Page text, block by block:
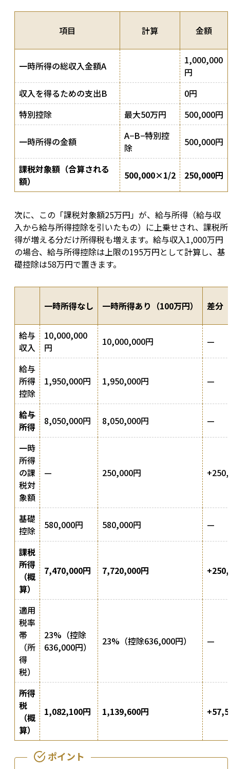
項目 計算 金額
一時所得の総収入金額A
1,000,000
円
収入を得るための支出B
0円
特別控除
最大50万円 500,000円
一時所得の金額
A−B−特別控
除
500,000円
課税対象額（合算される
額）
500,000×1/2 250,000円
次に、この「課税対象額25万円」が、給与所得（給与収
入から給与所得控除を引いたもの）に上乗せされ、課税所
得が増える分だけ所得税も増えます。給与収入1,000万円
の場合、給与所得控除は上限の195万円として計算し、基
礎控除は58万円で置きます。
一時所得なし 一時所得あり（100万円） 差分
給与
収入
10,000,000
円
10,000,000円 —
給与
所得
控除
1,950,000円 1,950,000円 —
給与
所得
8,050,000円 8,050,000円 —
一時
所得
の課
税対
象額
— 250,000円
基礎
控除
580,000円 580,000円 —
課税
所得
（概
算）
7,470,000円 7,720,000円
適用
税率
帯
（所
得
税）
23%（控除
636,000円）
23%（控除636,000円） —
所得
税
（概
算）
1,082,100円 1,139,600円